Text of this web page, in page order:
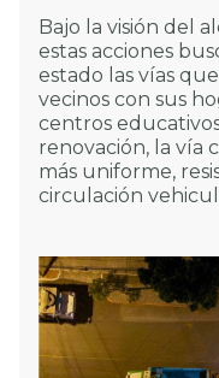
Bajo la visión del
estas acciones
estado las vías
vecinos con sus
centros
renovación, la vía
más uniforme,
circulación